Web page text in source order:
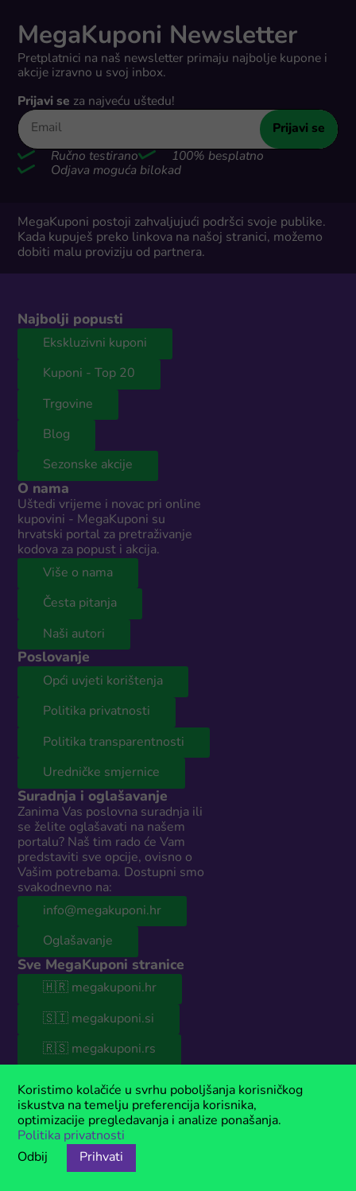
MegaKuponi Newsletter
Pretplatnici na naš newsletter primaju najbolje kupone i
akcije izravno u svoj inbox.
Prijavi se za najveću uštedu!
Prijavi se
Ručno testirano
100% besplatno
Odjava moguća bilokad
MegaKuponi postoji zahvaljujući podršci svoje publike.
Kada kupuješ preko linkova na našoj stranici, možemo
dobiti malu proviziju od partnera.
Najbolji popusti
Ekskluzivni kuponi
Kuponi - Top 20
Trgovine
Blog
Sezonske akcije
O nama
Uštedi vrijeme i novac pri online
kupovini - MegaKuponi su
hrvatski portal za pretraživanje
kodova za popust i akcija.
Više o nama
Česta pitanja
Naši autori
Poslovanje
Opći uvjeti korištenja
Politika privatnosti
Politika transparentnosti
Uredničke smjernice
Suradnja i oglašavanje
Zanima Vas poslovna suradnja ili
se želite oglašavati na našem
portalu? Naš tim rado će Vam
predstaviti sve opcije, ovisno o
Vašim potrebama. Dostupni smo
svakodnevno na:
info@megakuponi.hr
Oglašavanje
Sve MegaKuponi stranice
🇭🇷 megakuponi.hr
🇸🇮 megakuponi.si
🇷🇸 megakuponi.rs
© 2026 MegaKuponi® Hrvatska
Naša stranica sadrži sponzorirani sadržaj. Ako koristite naše kupone,
moguće je da ćemo u nekim slučajevima zaraditi proviziju.
MegaKuponi® je registriran žig u vlasništvu Anima Media.
Koristimo kolačiće u svrhu poboljšanja korisničkog
iskustva na temelju preferencija korisnika,
optimizacije pregledavanja i analize ponašanja.
Politika privatnosti
Odbij
Prihvati